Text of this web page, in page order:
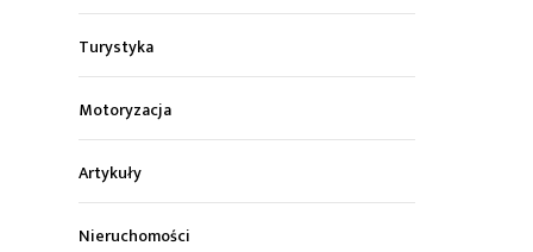
Turystyka
Motoryzacja
Artykuły
Nieruchomości